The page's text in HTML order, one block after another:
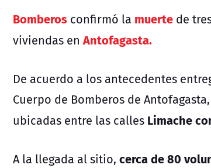
Bomberos confirmó la muerte de
viviendas en Antofagasta.
De acuerdo a los antecedentes
Cuerpo de Bomberos de
ubicadas entre las calles Limache
A la llegada al sitio, cerca de 80